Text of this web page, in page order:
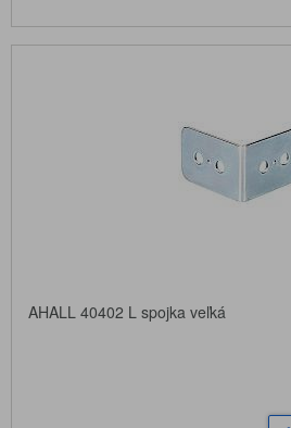
AHALL 40402 L spojka veľká